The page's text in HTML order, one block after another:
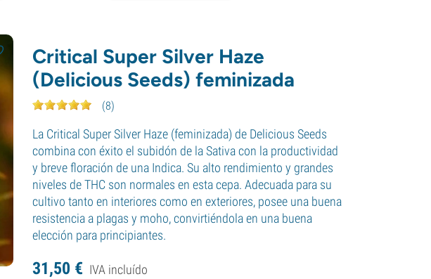
Critical Super Silver Haze
(Delicious Seeds) feminizada
(8)
La Critical Super Silver Haze (feminizada) de Delicious Seeds
combina con éxito el subidón de la Sativa con la productividad
y breve floración de una Indica. Su alto rendimiento y grandes
niveles de THC son normales en esta cepa. Adecuada para su
cultivo tanto en interiores como en exteriores, posee una buena
resistencia a plagas y moho, convirtiéndola en una buena
elección para principiantes.
31,50 € IVA incluído